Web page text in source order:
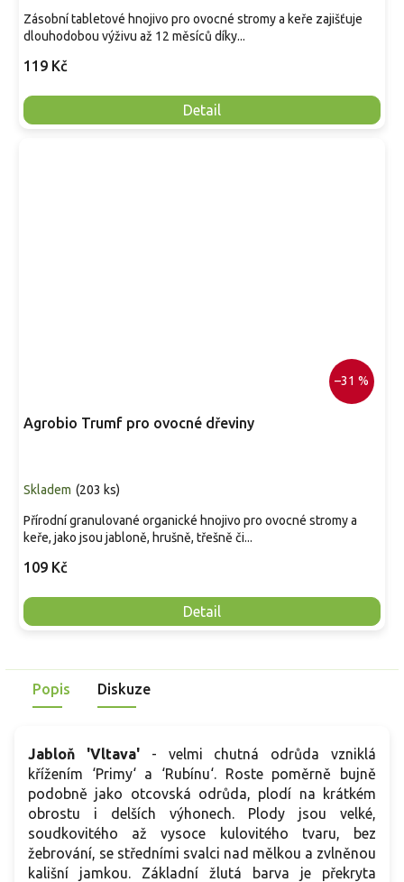
119 Kč
Detail
Zásobní tabletové hnojivo pro ovocné stromy a keře zajišťuje
dlouhodobou výživu až 12 měsíců díky...
–31 %
Agrobio Trumf pro ovocné dřeviny
Skladem (203 ks)
109 Kč
Detail
Přírodní granulované organické hnojivo pro ovocné stromy a
keře, jako jsou jabloně, hrušně, třešně či...
Popis Diskuze
Jabloň 'Vltava'- velmi chutná odrůda vzniklá
křížením ‘Primy‘ a ‘Rubínu‘. Roste poměrně bujně
podobně jako otcovská odrůda, plodí na krátkém
obrostu i delších výhonech. Plody jsou velké,
soudkovitého až vysoce kulovitého tvaru, bez
žebrování, se středními svalci nad mělkou a zvlněnou
kališní jamkou. Základní žlutá barva je překryta